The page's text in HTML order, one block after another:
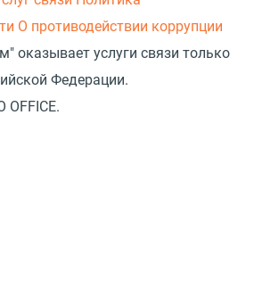
О противодействии коррупции
оказывает услуги связи только
Федерации.
OFFICE.